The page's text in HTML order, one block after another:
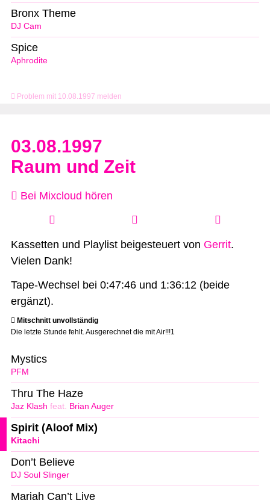
Problem mit 10.08.1997 melden
DJ Cam
Bronx Theme
Aphrodite
Spice
03.08.1997
Raum und Zeit
Bei Mixcloud hören
Kassetten und Playlist beigesteuert von Gerrit.
Vielen Dank!
Tape-Wechsel bei 0:47:46 und 1:36:12 (beide
ergänzt).
Mitschnitt unvollständig
Die letzte Stunde fehlt. Ausgerechnet die mit Air!!!1
PFM
Mystics
Jaz Klash feat. Brian Auger
Thru The Haze
Kitachi
Spirit (Aloof Mix)
DJ Soul Slinger
Don’t Believe
Mariah Can’t Live